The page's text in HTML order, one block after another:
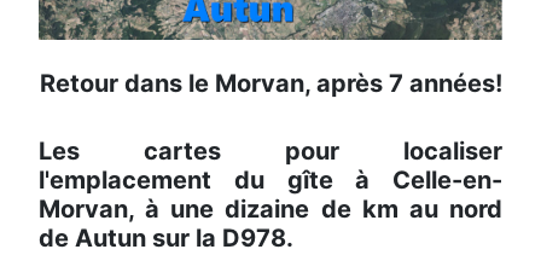
Retour dans le Morvan, après 7 années!
Les cartes pour localiser
l'emplacement du gîte à Celle-en-
Morvan, à une dizaine de km au nord
de Autun sur la D978.